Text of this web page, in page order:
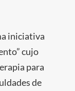
iniciativa
cujo
para
de